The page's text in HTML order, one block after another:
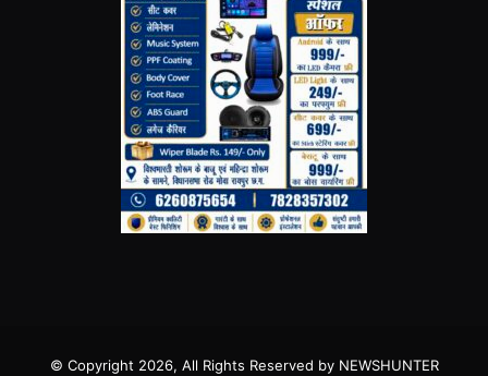
© Copyright 2026, All Rights Reserved by NEWSHUNTER